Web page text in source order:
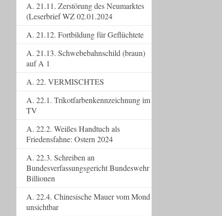
A. 21.11. Zerstörung des Neumarktes
(Leserbrief WZ 02.01.2024
A. 21.12. Fortbildung für Geflüchtete
A. 21.13. Schwebebahnschild (braun)
auf A 1
A. 22. VERMISCHTES
A. 22.1. Trikotfarbenkennzeichnung im
TV
A. 22.2. Weißes Handtuch als
Friedensfahne: Ostern 2024
A. 22.3. Schreiben an
Bundesverfassungsgericht Bundeswehr
Billionen
A. 22.4. Chinesische Mauer vom Mond
unsichtbar